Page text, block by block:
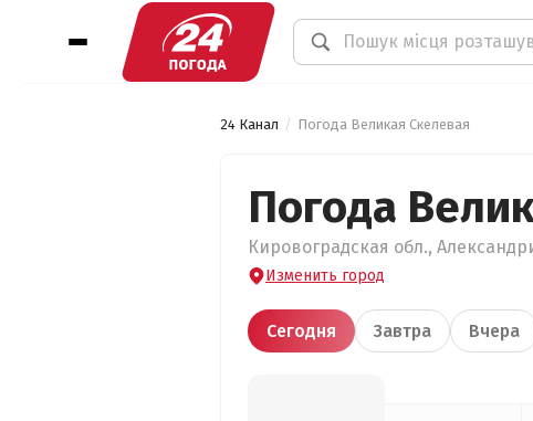
24 Канал Погода Великая Скелевая
Погода
Кировоградская обл.,
Изменить город
Сегодня Завтра Вчера